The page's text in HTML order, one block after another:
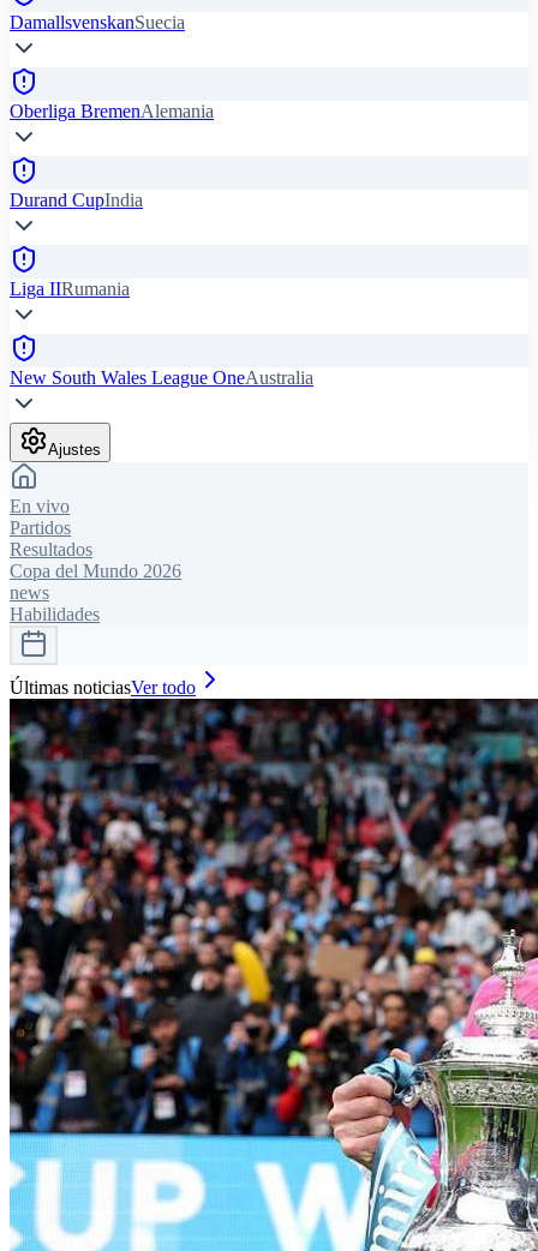
DamallsvenskanSuecia
Oberliga BremenAlemania
Durand CupIndia
Liga IIRumania
New South Wales League OneAustralia
Ajustes
En vivo
Partidos
Resultados
Copa del Mundo 2026
news
Habilidades
Últimas noticiasVer todo